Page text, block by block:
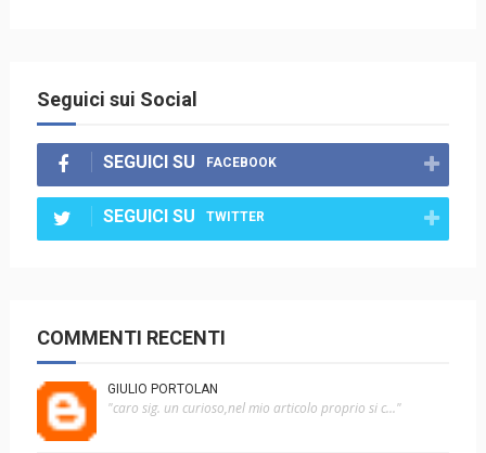
Seguici sui Social
SEGUICI SU FACEBOOK
SEGUICI SU TWITTER
COMMENTI RECENTI
GIULIO PORTOLAN
"caro sig. un curioso,nel mio articolo proprio si c..."